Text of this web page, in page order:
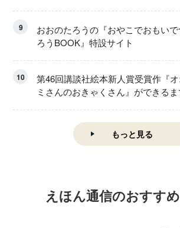
9
おおのたろうの『おやこでおもいで
ろうBOOK』特設サイト
10
第46回講談社絵本新人賞受賞作『
ミさんのおきゃくさん』ができる
もっと見る
えほん通信のおすす